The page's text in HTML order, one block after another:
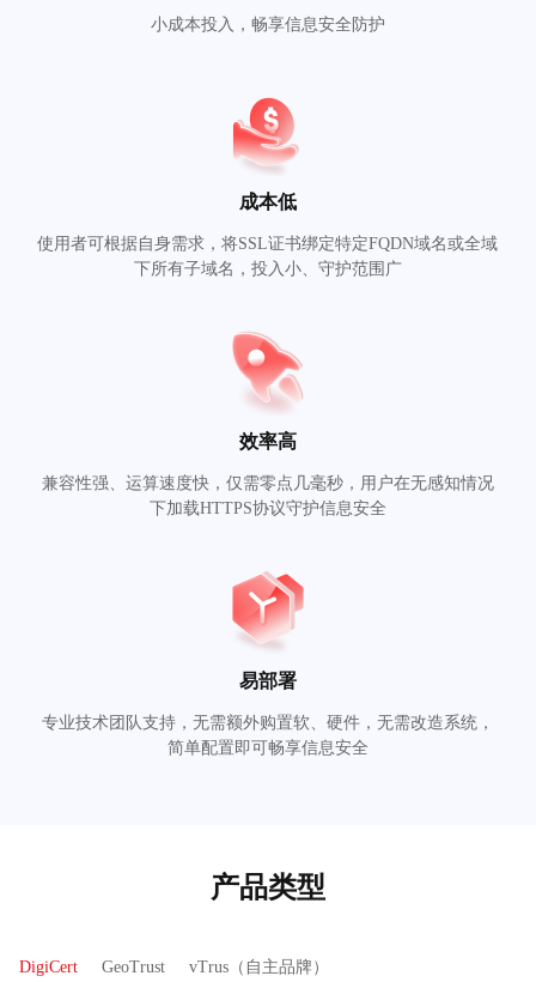
小成本投入，畅享信息安全防护
成本低
使用者可根据自身需求，将SSL证书绑定特定FQDN域名或全域
下所有子域名，投入小、守护范围广
效率高
兼容性强、运算速度快，仅需零点几毫秒，用户在无感知情况
下加载HTTPS协议守护信息安全
易部署
专业技术团队支持，无需额外购置软、硬件，无需改造系统，
简单配置即可畅享信息安全
产品类型
DigiCert GeoTrust vTrus（自主品牌）